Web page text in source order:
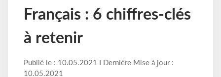
Français : 6 chiffres-clés
à retenir
Publié le : 10.05.2021 I Dernière Mise à jour :
10.05.2021